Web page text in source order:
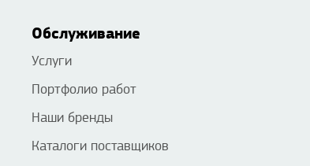
Обслуживание
Услуги
Портфолио работ
Наши бренды
Каталоги поставщиков